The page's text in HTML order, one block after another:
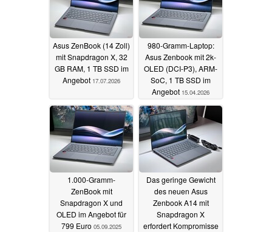
Asus ZenBook (14 Zoll)
mit Snapdragon X, 32
GB RAM, 1 TB SSD im
Angebot 17.07.2026
980-Gramm-Laptop:
Asus Zenbook mit 2k-
OLED (DCI-P3), ARM-
SoC, 1 TB SSD im
Angebot 15.04.2026
1.000-Gramm-
ZenBook mit
Snapdragon X und
OLED im Angebot für
799 Euro 05.09.2025
Das geringe Gewicht
des neuen Asus
Zenbook A14 mit
Snapdragon X
erfordert Kompromisse